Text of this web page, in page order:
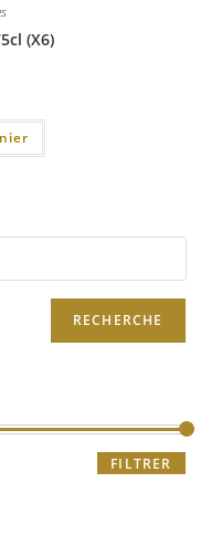
(X6)
RECHERCHE
FILTRER